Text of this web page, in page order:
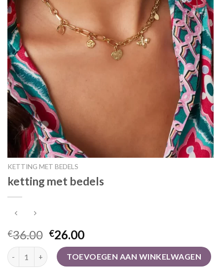
KETTING MET BEDELS
ketting met bedels
€36.00 €26.00
ketting met bedels aantalTOEVOEGEN AAN WINKELWAGEN